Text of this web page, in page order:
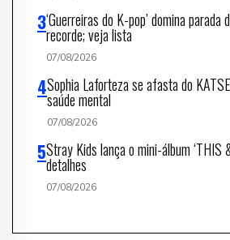
‘Guerreiras do K-pop’ domina parada
recorde; veja lista
07/08/2026
Sophia Laforteza se afasta do
saúde mental
07/08/2026
Stray Kids lança o mini-álbum ‘THIS
detalhes
07/08/2026